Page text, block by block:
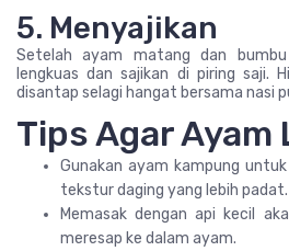
5. Menyajikan
Setelah ayam matang dan
lengkuas dan sajikan di piring saji.
disantap selagi hangat bersama nasi
Tips Agar Ayam
Gunakan ayam kampung
tekstur daging yang lebih padat.
Memasak dengan api kecil
meresap ke dalam ayam.